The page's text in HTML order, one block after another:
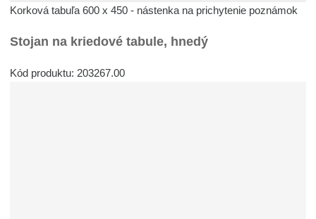
Korková tabuľa 600 x 450 - nástenka na prichytenie poznámok
Stojan na kriedové tabule, hnedý
Kód produktu: 203267.00